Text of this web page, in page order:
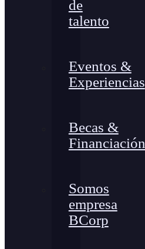
de
talento
Eventos &
Experiencias
Becas &
Financiación
Somos
empresa
BCorp